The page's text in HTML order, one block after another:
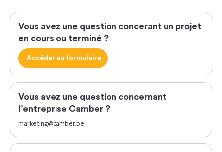
Vous avez une question concerant un projet
en cours ou terminé ?
Accéder au formulaire
Vous avez une question concernant
l’entreprise Camber ?
marketing@camber.be